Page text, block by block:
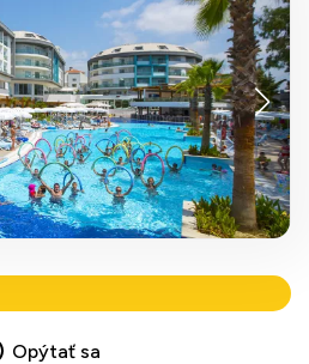
Opýtať sa